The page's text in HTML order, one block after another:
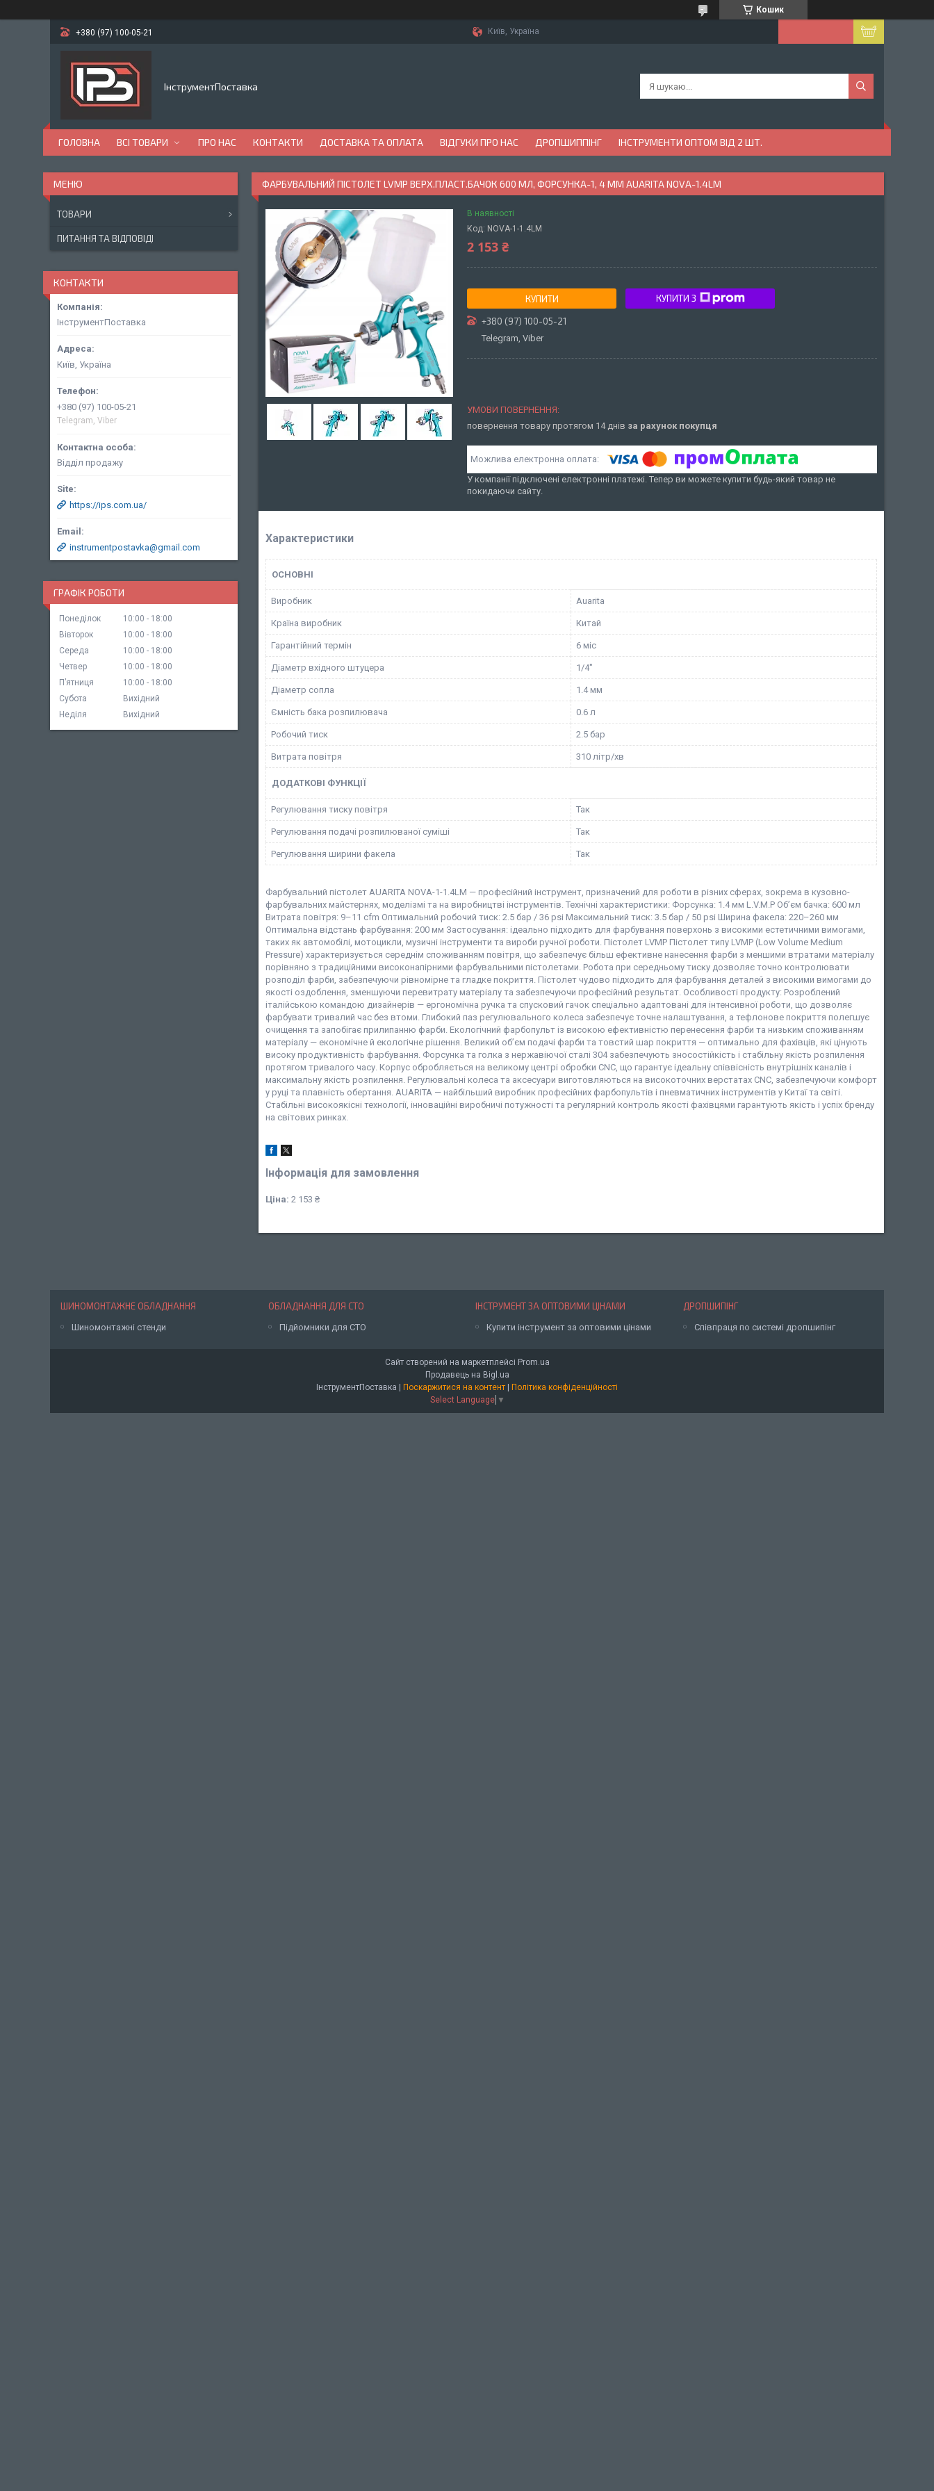
Кошик
+380 (97) 100-05-21 Київ, Україна
ІнструментПоставка
ГОЛОВНА ВСІ ТОВАРИ ПРО НАС КОНТАКТИ ДОСТАВКА ТА ОПЛАТА ВІДГУКИ ПРО НАС ДРОПШИППІНГ ІНСТРУМЕНТИ ОПТОМ ВІД 2 ШТ.
ФАРБУВАЛЬНИЙ ПІСТОЛЕТ LVMP ВЕРХ.ПЛАСТ.БАЧОК 600 МЛ, ФОРСУНКА-1, 4 ММ AUARITA NOVA-1.4LM
В наявності
Код: NOVA-1-1.4LM
2 153 ₴
КУПИТИ КУПИТИ З
+380 (97) 100-05-21
Telegram, Viber
повернення товару протягом 14 днів за рахунок покупця
У компанії підключені електронні платежі. Тепер ви можете купити будь-який товар не
покидаючи сайту.
Характеристики
ОСНОВНІ
Виробник Auarita
Країна виробник Китай
Гарантійний термін 6 міс
Діаметр вхідного штуцера 1/4"
Діаметр сопла 1.4 мм
Ємність бака розпилювача 0.6 л
Робочий тиск 2.5 бар
Витрата повітря 310 літр/хв
ДОДАТКОВІ ФУНКЦІЇ
Регулювання тиску повітря Так
Регулювання подачі розпилюваної суміші Так
Регулювання ширини факела Так
Фарбувальний пістолет AUARITA NOVA-1-1.4LM — професійний інструмент, призначений для роботи в різних сферах, зокрема в кузовно-
фарбувальних майстернях, моделізмі та на виробництві інструментів. Технічні характеристики: Форсунка: 1.4 мм L.V.M.P Об’єм бачка: 600 мл
Витрата повітря: 9–11 cfm Оптимальний робочий тиск: 2.5 бар / 36 psi Максимальний тиск: 3.5 бар / 50 psi Ширина факела: 220–260 мм
Оптимальна відстань фарбування: 200 мм Застосування: ідеально підходить для фарбування поверхонь з високими естетичними вимогами,
таких як автомобілі, мотоцикли, музичні інструменти та вироби ручної роботи. Пістолет LVMP Пістолет типу LVMP (Low Volume Medium
Pressure) характеризується середнім споживанням повітря, що забезпечує більш ефективне нанесення фарби з меншими втратами матеріалу
порівняно з традиційними високонапірними фарбувальними пістолетами. Робота при середньому тиску дозволяє точно контролювати
розподіл фарби, забезпечуючи рівномірне та гладке покриття. Пістолет чудово підходить для фарбування деталей з високими вимогами до
якості оздоблення, зменшуючи перевитрату матеріалу та забезпечуючи професійний результат. Особливості продукту: Розроблений
італійською командою дизайнерів — ергономічна ручка та спусковий гачок спеціально адаптовані для інтенсивної роботи, що дозволяє
фарбувати тривалий час без втоми. Глибокий паз регулювального колеса забезпечує точне налаштування, а тефлонове покриття полегшує
очищення та запобігає прилипанню фарби. Екологічний фарбопульт із високою ефективністю перенесення фарби та низьким споживанням
матеріалу — економічне й екологічне рішення. Великий об’єм подачі фарби та товстий шар покриття — оптимально для фахівців, які цінують
високу продуктивність фарбування. Форсунка та голка з нержавіючої сталі 304 забезпечують зносостійкість і стабільну якість розпилення
протягом тривалого часу. Корпус обробляється на великому центрі обробки CNC, що гарантує ідеальну співвісність внутрішніх каналів і
максимальну якість розпилення. Регулювальні колеса та аксесуари виготовляються на високоточних верстатах CNC, забезпечуючи комфорт
у руці та плавність обертання. AUARITA — найбільший виробник професійних фарбопультів і пневматичних інструментів у Китаї та світі.
Стабільні високоякісні технології, інноваційні виробничі потужності та регулярний контроль якості фахівцями гарантують якість і успіх бренду
на світових ринках.
Інформація для замовлення
Ціна: 2 153 ₴
ТОВАРИ
ПИТАННЯ ТА ВІДПОВІДІ
КОНТАКТИ
ІнструментПоставка
Київ, Україна
+380 (97) 100-05-21
Telegram, Viber
Відділ продажу
https://ips.com.ua/
instrumentpostavka@gmail.com
ГРАФІК РОБОТИ
Понеділок 10:00
18:00
Вівторок
10:00
18:00
Середа
10:00
18:00
Четвер
10:00
18:00
Пʼятниця
10:00
18:00
Субота
Вихідний
Неділя
Вихідний
ШИНОМОНТАЖНЕ ОБЛАДНАННЯ
Шиномонтажні стенди
ОБЛАДНАННЯ ДЛЯ СТО
Підйомники для СТО
ІНСТРУМЕНТ ЗА ОПТОВИМИ ЦІНАМИ
Купити інструмент за оптовими цінами
ДРОПШИПІНГ
Співпраця по системі дропшипінг
Сайт створений на маркетплейсі Prom.ua
Продавець на Bigl.ua
ІнструментПоставка | Поскаржитися на контент | Політика конфіденційності
Select Language ▼